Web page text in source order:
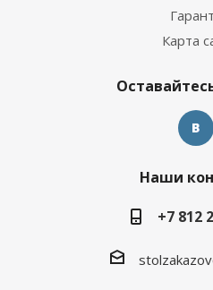
Карта
Наши
+7 812